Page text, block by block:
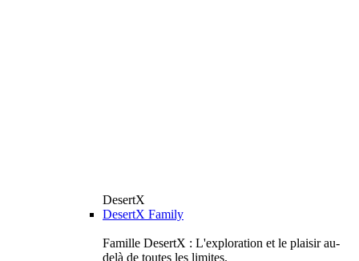
DesertX
DesertX Family
Famille DesertX : L'exploration et le plaisir au-
delà de toutes les limites.